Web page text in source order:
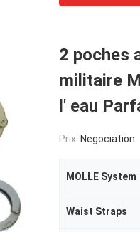
2 poches
militaire
l' eau
Prix: Negociation
MOLLE System
Waist Straps